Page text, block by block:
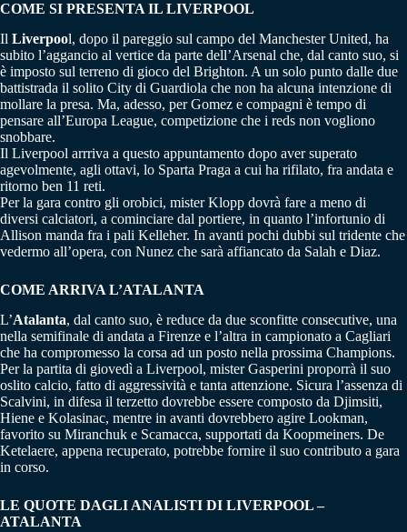
COME SI PRESENTA IL LIVERPOOL
Il Liverpool, dopo il pareggio sul campo del Manchester United, ha
subito l’aggancio al vertice da parte dell’Arsenal che, dal canto suo, si
è imposto sul terreno di gioco del Brighton. A un solo punto dalle due
battistrada il solito City di Guardiola che non ha alcuna intenzione di
mollare la presa. Ma, adesso, per Gomez e compagni è tempo di
pensare all’Europa League, competizione che i reds non vogliono
snobbare.
Il Liverpool arrriva a questo appuntamento dopo aver superato
agevolmente, agli ottavi, lo Sparta Praga a cui ha rifilato, fra andata e
ritorno ben 11 reti.
Per la gara contro gli orobici, mister Klopp dovrà fare a meno di
diversi calciatori, a cominciare dal portiere, in quanto l’infortunio di
Allison manda fra i pali Kelleher. In avanti pochi dubbi sul tridente che
vedermo all’opera, con Nunez che sarà affiancato da Salah e Diaz.
COME ARRIVA L’ATALANTA
L’Atalanta, dal canto suo, è reduce da due sconfitte consecutive, una
nella semifinale di andata a Firenze e l’altra in campionato a Cagliari
che ha compromesso la corsa ad un posto nella prossima Champions.
Per la partita di giovedì a Liverpool, mister Gasperini proporrà il suo
oslito calcio, fatto di aggressività e tanta attenzione. Sicura l’assenza di
Scalvini, in difesa il terzetto dovrebbe essere composto da Djimsiti,
Hiene e Kolasinac, mentre in avanti dovrebbero agire Lookman,
favorito su Miranchuk e Scamacca, supportati da Koopmeiners. De
Ketelaere, appena recuperato, potrebbe fornire il suo contributo a gara
in corso.
LE QUOTE DAGLI ANALISTI DI LIVERPOOL –
ATALANTA